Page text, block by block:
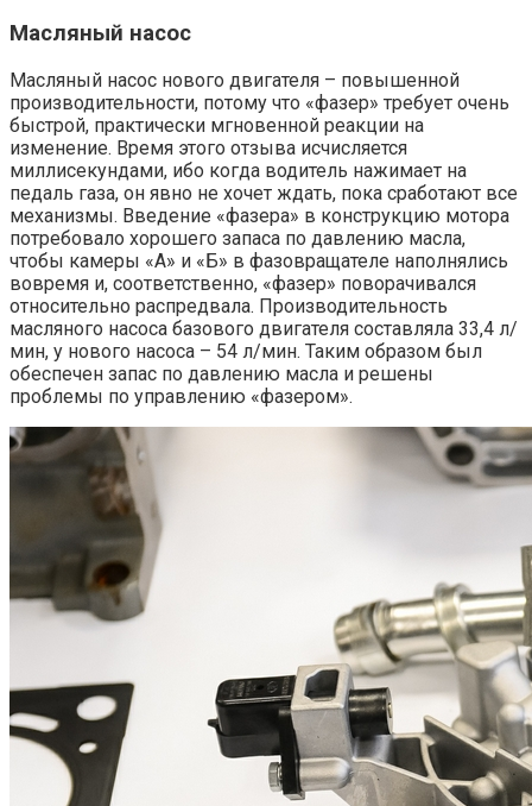
Масляный насос
Масляный насос нового двигателя – повышенной
производительности, потому что «фазер» требует очень
быстрой, практически мгновенной реакции на
изменение. Время этого отзыва исчисляется
миллисекундами, ибо когда водитель нажимает на
педаль газа, он явно не хочет ждать, пока сработают все
механизмы. Введение «фазера» в конструкцию мотора
потребовало хорошего запаса по давлению масла,
чтобы камеры «А» и «Б» в фазовращателе наполнялись
вовремя и, соответственно, «фазер» поворачивался
относительно распредвала. Производительность
масляного насоса базового двигателя составляла 33,4 л/
мин, у нового насоса – 54 л/мин. Таким образом был
обеспечен запас по давлению масла и решены
проблемы по управлению «фазером».